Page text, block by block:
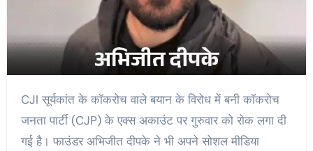
CJI सूर्यकांत के कॉकरोच वाले बयान के विरोध में बनी कॉकरोच
जनता पार्टी (CJP) के एक्स अकाउंट पर गुरुवार को रोक लगा दी
गई है। फाउंडर अभिजीत दीपके ने भी अपने सोशल मीडिया